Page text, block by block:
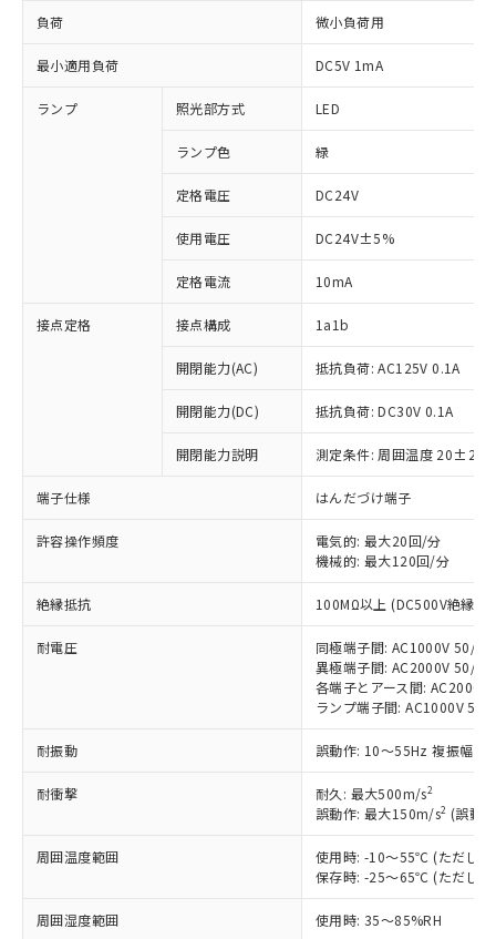
負荷 微小負荷用
最小適用負荷 DC5V 1mA
ランプ 照光部方式 LED
ランプ色 緑
定格電圧 DC24V
使用電圧 DC24V±5%
定格電流 10mA
接点定格 接点構成 1a1b
開閉能力(AC) 抵抗負荷: AC125V 0.1A
開閉能力(DC) 抵抗負荷: DC30V 0.1A
開閉能力説明 測定条件: 周囲温度 20±2℃
端子仕様 はんだづけ端子
許容操作頻度
電気的: 最大20回/分
機械的: 最大120回/分
絶縁抵抗 100MΩ以上 (DC500V絶縁抵
耐電圧
同極端子間: AC1000V 50/
異極端子間: AC2000V 50/
各端子とアース間:
ランプ端子間: AC1000V
耐振動 誤動作: 10～55Hz 複振幅
耐衝撃 耐久: 最大500m/s2
誤動作: 最大150m/s2 (誤動
周囲温度範囲
使用時: -10～55℃ (ただし、
保存時: -25～65℃ (ただし、
周囲湿度範囲 使用時: 35～85%RH
ご利用条件
以下の条件をお読みいただき、同意のうえ
本サービスは、当社制御機器事業取扱
商品の当社在庫状況および標準価格
(税抜)を提供させていただくもので
当社制御機器事業取扱商品の中には、
本サービスの対象外となる商品もある
在庫状況および標準価格照会結果は、
記載している更新日時点での社内デー
対応済み：EU RoHS指令（10物質）の
非含有に対応した製品が提供可能な商品で
対応予定：EU RoHS指令（10物質）の非含
有に対応した製品に切り替える予定のある
対応予定なし：EU RoHS指令（10物質）の
非含有に非対応の商品で、対応品を出す予
調査・確認中：EU RoHS指令（10物質）の
非含有の対応状況を調査中または確認中の
非該当品：ライセンス料など無形物で、有
害物質有無と関係のない商品です。
仕入先様の事情により、非含有部品として
いたものが、含有品と判明した場合などや
むを得ず変更することがあります。
「○」：最大均質材料含有率が中国RoHSの
基準値以下であることを示します。
「×」：最大均質材料含有率が中国RoHSの
基準値を超えていることを示します。
「－」：未確認です。当社販売部門へお問
い合わせください。
当社は、これら貴社製品のうち、外国
為替および外国貿易法に定める商品
（以下｢規制貨物等」という）を輸出